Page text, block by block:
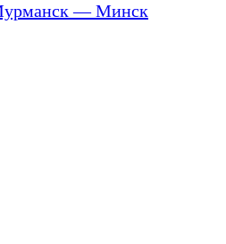
— Минск